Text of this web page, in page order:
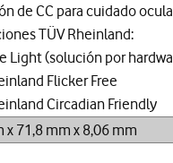
de CC para cuidado
TÜV Rheinland:
Light (solución por
Flicker Free
Circadian Friendly
x 71,8 mm x 8,06 mm